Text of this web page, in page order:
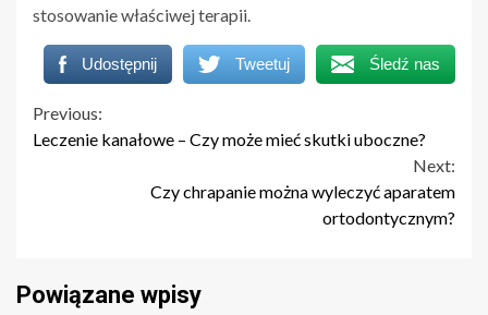
stosowanie właściwej terapii.
Udostępnij Tweetuj Śledź nas
Continue
Previous:
Leczenie kanałowe – Czy może mieć skutki uboczne?
Next:
Czy chrapanie można wyleczyć aparatem
ortodontycznym?
Powiązane wpisy